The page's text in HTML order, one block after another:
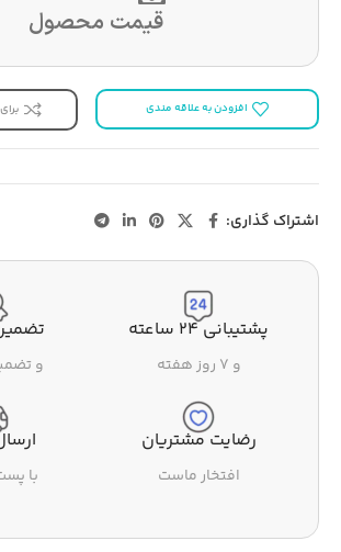
قیمت محصول
افزودن به علاقه مندی
اشتراک گذاری:
پشتیبانی ۲۴ ساعته
و ۷ روز هفته و
رضایت مشتریان
افتخار ماست با